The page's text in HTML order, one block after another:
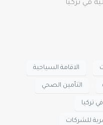
في تركيا
الاقامة السياحية
التأمين الصحي
تركيا
للشركات